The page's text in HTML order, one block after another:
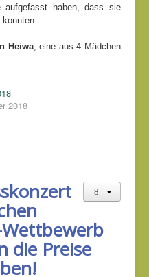
aufgefasst haben, dass sie
konnten.
Heiwa, eine aus 4 Mädchen
2018
die Preise